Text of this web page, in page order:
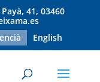
41, 03460
English